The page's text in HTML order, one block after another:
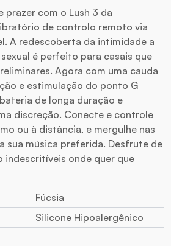
prazer com o Lush 3 da
de controlo remoto via
A redescoberta da intimidade a
é perfeito para casais que
Agora com uma cauda
e estimulação do ponto G
de longa duração e
discreção. Conecte e controle
ou à distância, e mergulhe nas
sua música preferida. Desfrute de
indescritíveis onde quer que
Fúcsia
Silicone Hipoalergênico